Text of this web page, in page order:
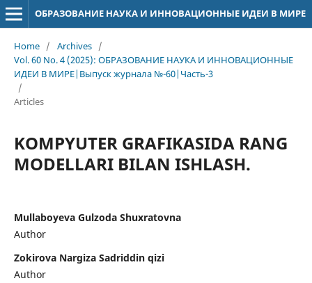
ОБРАЗОВАНИЕ НАУКА И ИННОВАЦИОННЫЕ ИДЕИ В МИРЕ
Home / Archives /
Vol. 60 No. 4 (2025): ОБРАЗОВАНИЕ НАУКА И ИННОВАЦИОННЫЕ
ИДЕИ В МИРЕ|Выпуск журнала №-60|Часть-3
/
Articles
KOMPYUTER GRAFIKASIDA RANG
MODELLARI BILAN ISHLASH.
Mullaboyeva Gulzoda Shuxratovna
Author
Zokirova Nargiza Sadriddin qizi
Author